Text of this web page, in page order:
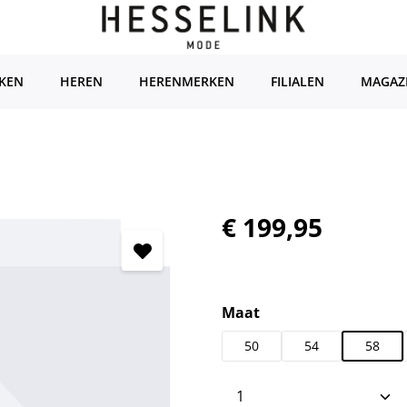
HEREN HERENMERKEN FILIALEN
Normale prijs:
€ 199,95
Selecteer
Maat
50 54 58